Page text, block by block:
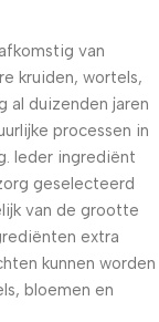
van
kruiden, wortels,
al duizenden jaren
processen in
Ieder ingrediënt
geselecteerd
van de grootte
extra
kunnen worden
bloemen en